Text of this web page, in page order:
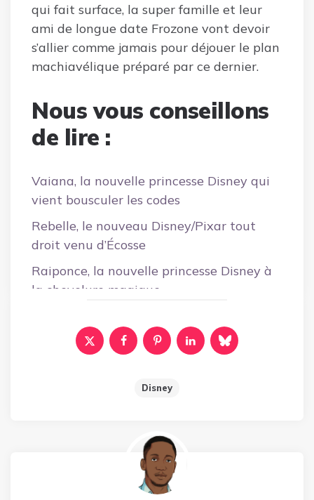
qui fait surface, la super famille et leur
ami de longue date Frozone vont devoir
s’allier comme jamais pour déjouer le plan
machiavélique préparé par ce dernier.
Nous vous conseillons
de lire :
Vaiana, la nouvelle princesse Disney qui
vient bousculer les codes
Rebelle, le nouveau Disney/Pixar tout
droit venu d’Écosse
Raiponce, la nouvelle princesse Disney à
la chevelure magique
Disney